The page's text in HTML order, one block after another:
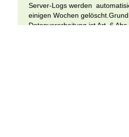
Server-Logs werden
einigen Wochen
Datenverarbeitung ist Art. 6